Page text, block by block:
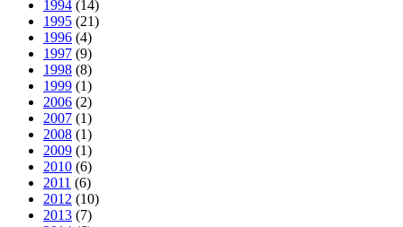
1994 (14)
1995 (21)
1996 (4)
1997 (9)
1998 (8)
1999 (1)
2006 (2)
2007 (1)
2008 (1)
2009 (1)
2010 (6)
2011 (6)
2012 (10)
2013 (7)